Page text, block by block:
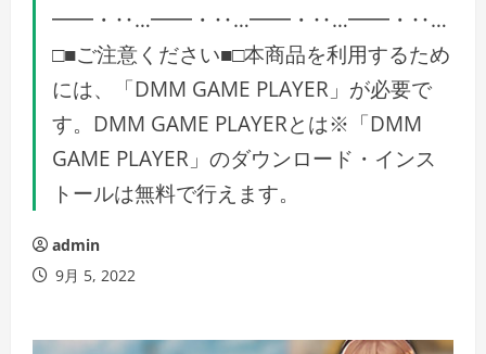
━━・‥…━━・‥…━━・‥…━━・‥…
□■ご注意ください■□本商品を利用するため
には、「DMM GAME PLAYER」が必要で
す。DMM GAME PLAYERとは※「DMM
GAME PLAYER」のダウンロード・インス
トールは無料で行えます。
admin
9月 5, 2022